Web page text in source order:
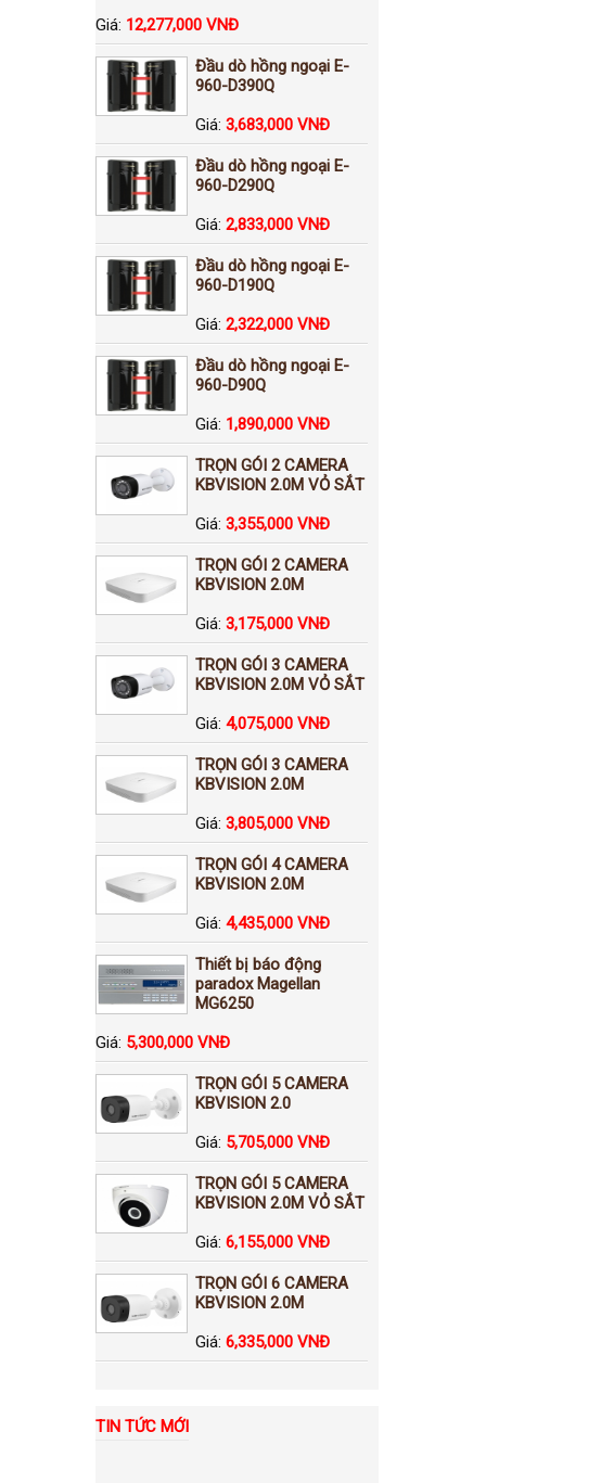
Giá: 12,277,000 VNĐ
Đầu dò hồng ngoại E-
960-D390Q
Giá: 3,683,000 VNĐ
Đầu dò hồng ngoại E-
960-D290Q
Giá: 2,833,000 VNĐ
Đầu dò hồng ngoại E-
960-D190Q
Giá: 2,322,000 VNĐ
Đầu dò hồng ngoại E-
960-D90Q
Giá: 1,890,000 VNĐ
TRỌN GÓI 2 CAMERA
KBVISION 2.0M VỎ SẮT
Giá: 3,355,000 VNĐ
TRỌN GÓI 2 CAMERA
KBVISION 2.0M
Giá: 3,175,000 VNĐ
TRỌN GÓI 3 CAMERA
KBVISION 2.0M VỎ SẮT
Giá: 4,075,000 VNĐ
TRỌN GÓI 3 CAMERA
KBVISION 2.0M
Giá: 3,805,000 VNĐ
TRỌN GÓI 4 CAMERA
KBVISION 2.0M
Giá: 4,435,000 VNĐ
Thiết bị báo động
paradox Magellan
MG6250
Giá: 5,300,000 VNĐ
TRỌN GÓI 5 CAMERA
KBVISION 2.0
Giá: 5,705,000 VNĐ
TRỌN GÓI 5 CAMERA
KBVISION 2.0M VỎ SẮT
Giá: 6,155,000 VNĐ
TRỌN GÓI 6 CAMERA
KBVISION 2.0M
Giá: 6,335,000 VNĐ
TIN TỨC MỚI